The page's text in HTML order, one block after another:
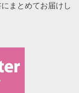
まとめてお届けし